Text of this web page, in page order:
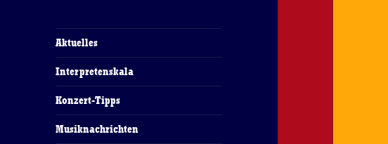
Aktuelles
Interpretenskala
Konzert-Tipps
Musiknachrichten